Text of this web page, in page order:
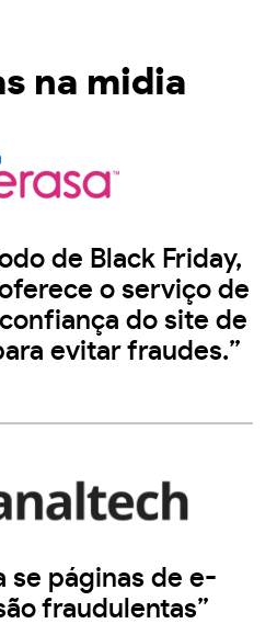
na midia
de Black Friday,
o serviço de
do site de
evitar fraudes.”
se páginas de e-
fraudulentas”